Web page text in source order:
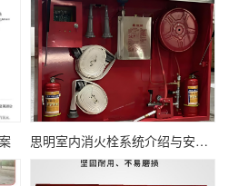
思明室内消火栓系统介绍与安装规范